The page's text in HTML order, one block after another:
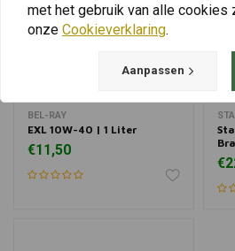
BEL-RAY
EXL 10W-40 | 1 Liter
€11,50
met het gebruik van alle cookies
onze Cookieverklaring.
Aanpassen